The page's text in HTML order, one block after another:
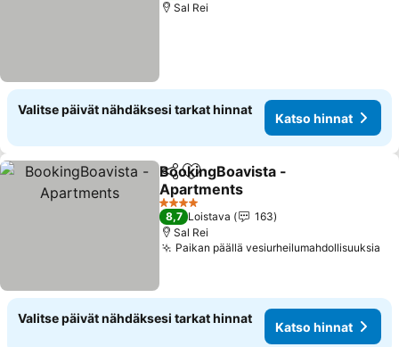
Sal Rei
Valitse päivät nähdäksesi tarkat hinnat
Katso hinnat
Jaa Lisää suosikkeihin
BookingBoavista -
Apartments
Katso hinnat
4 Tähtiluokitus
8,7 Loistava
163
Sal Rei
Paikan päällä vesiurheilumahdollisuuksia
Valitse päivät nähdäksesi tarkat hinnat
Katso hinnat